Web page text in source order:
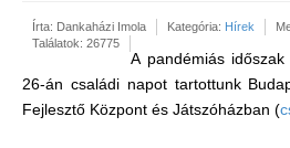
Írta: Dankaházi Imola Kategória: Hírek
Találatok: 26775
A pandémiás
26-án családi napot tartottunk
Fejlesztő Központ és Játszóházban (